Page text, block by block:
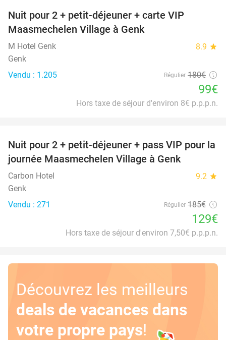
Nuit pour 2 + petit-déjeuner + carte VIP
Maasmechelen Village à Genk
M Hotel Genk 8.9 star
Genk
Vendu : 1.205
Régulier 180€
99€
Hors taxe de séjour d'environ 8€ p.p.p.n.
30%
Nuit pour 2 + petit-déjeuner + pass VIP pour la
journée Maasmechelen Village à Genk
Carbon Hotel 9.2 star
Genk
Vendu : 271
Régulier 185€
129€
Hors taxe de séjour d'environ 7,50€ p.p.p.n.
Découvrez les meilleurs
deals de vacances dans
votre propre pays!